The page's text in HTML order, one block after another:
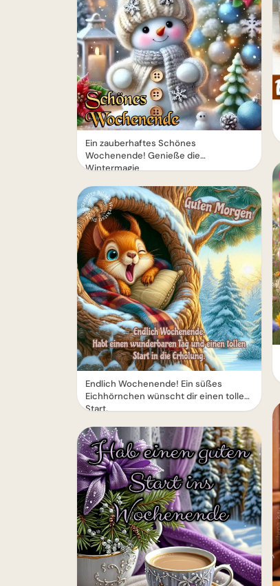
Ein zauberhaftes Schönes
Wochenende! Genieße die
Wintermagie
Endlich Wochenende! Ein süßes
Eichhörnchen wünscht dir einen tollen
Start.